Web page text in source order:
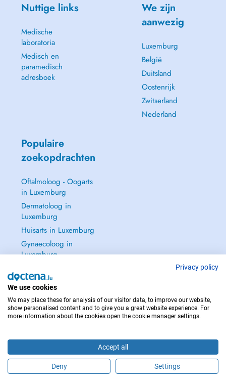
Maak online een afspraak
Nuttige links
Medische
laboratoria
Medisch en
paramedisch
adresboek
We zijn
aanwezig
Luxemburg
België
Duitsland
Oostenrijk
Zwitserland
Nederland
Populaire
zoekopdrachten
Oftalmoloog - Oogarts
in Luxemburg
Dermatoloog in
Luxemburg
Huisarts in Luxemburg
Gynaecoloog in
Luxemburg
NEEM IN GEVAL VAN NOOD CONTACT OP MET : 112
Privacy policy
We use cookies
We may place these for analysis of our visitor data, to improve our website,
show personalised content and to give you a great website experience. For
more information about the cookies open the cookie manager settings.
Accept all
Deny Settings